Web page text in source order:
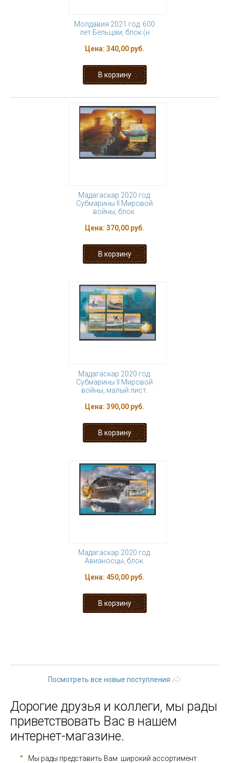
Молдавия 2021 год. 600
лет Бельцам, блок (н
Цена: 340,00 руб.
Мадагаскар 2020 год.
Субмарины II Мировой
войны, блок.
Цена: 370,00 руб.
Мадагаскар 2020 год.
Субмарины II Мировой
войны, малый лист.
Цена: 390,00 руб.
Мадагаскар 2020 год.
Авианосцы, блок.
Цена: 450,00 руб.
Посмотреть все новые поступления
Дорогие друзья и коллеги, мы рады
приветствовать Вас в нашем
интернет-магазине.
Мы рады представить Вам широкий ассортимент